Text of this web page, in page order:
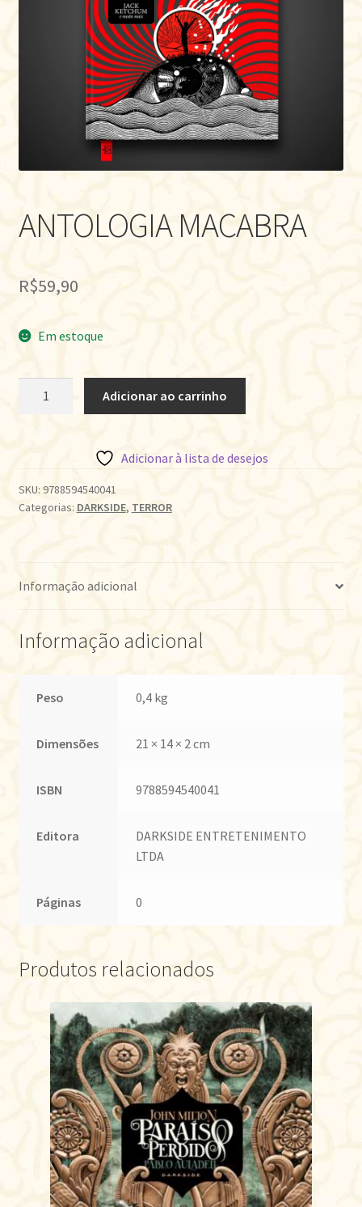
ANTOLOGIA MACABRA
R$59,90
Em estoque
Adicionar ao carrinho
Adicionar à lista de desejos
SKU: 9788594540041
Categorias: DARKSIDE, TERROR
Informação adicional
Informação adicional
Peso 0,4 kg
Dimensões 21 × 14 × 2 cm
ISBN 9788594540041
Editora
DARKSIDE ENTRETENIMENTO
LTDA
Páginas 0
Produtos relacionados